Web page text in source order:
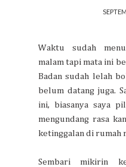
Waktu sudah
malam tapi mata ini
Badan sudah lelah
belum datang juga.
ini, biasanya saya
mengundang rasa
ketinggalan di rumah
Sembari mikirin